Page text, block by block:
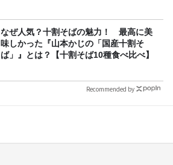
なぜ人気？十割そばの魅力！ 最高に美
味しかった『山本かじの「国産十割そ
ば」』とは？【十割そば10種食べ比べ】
Recommended by